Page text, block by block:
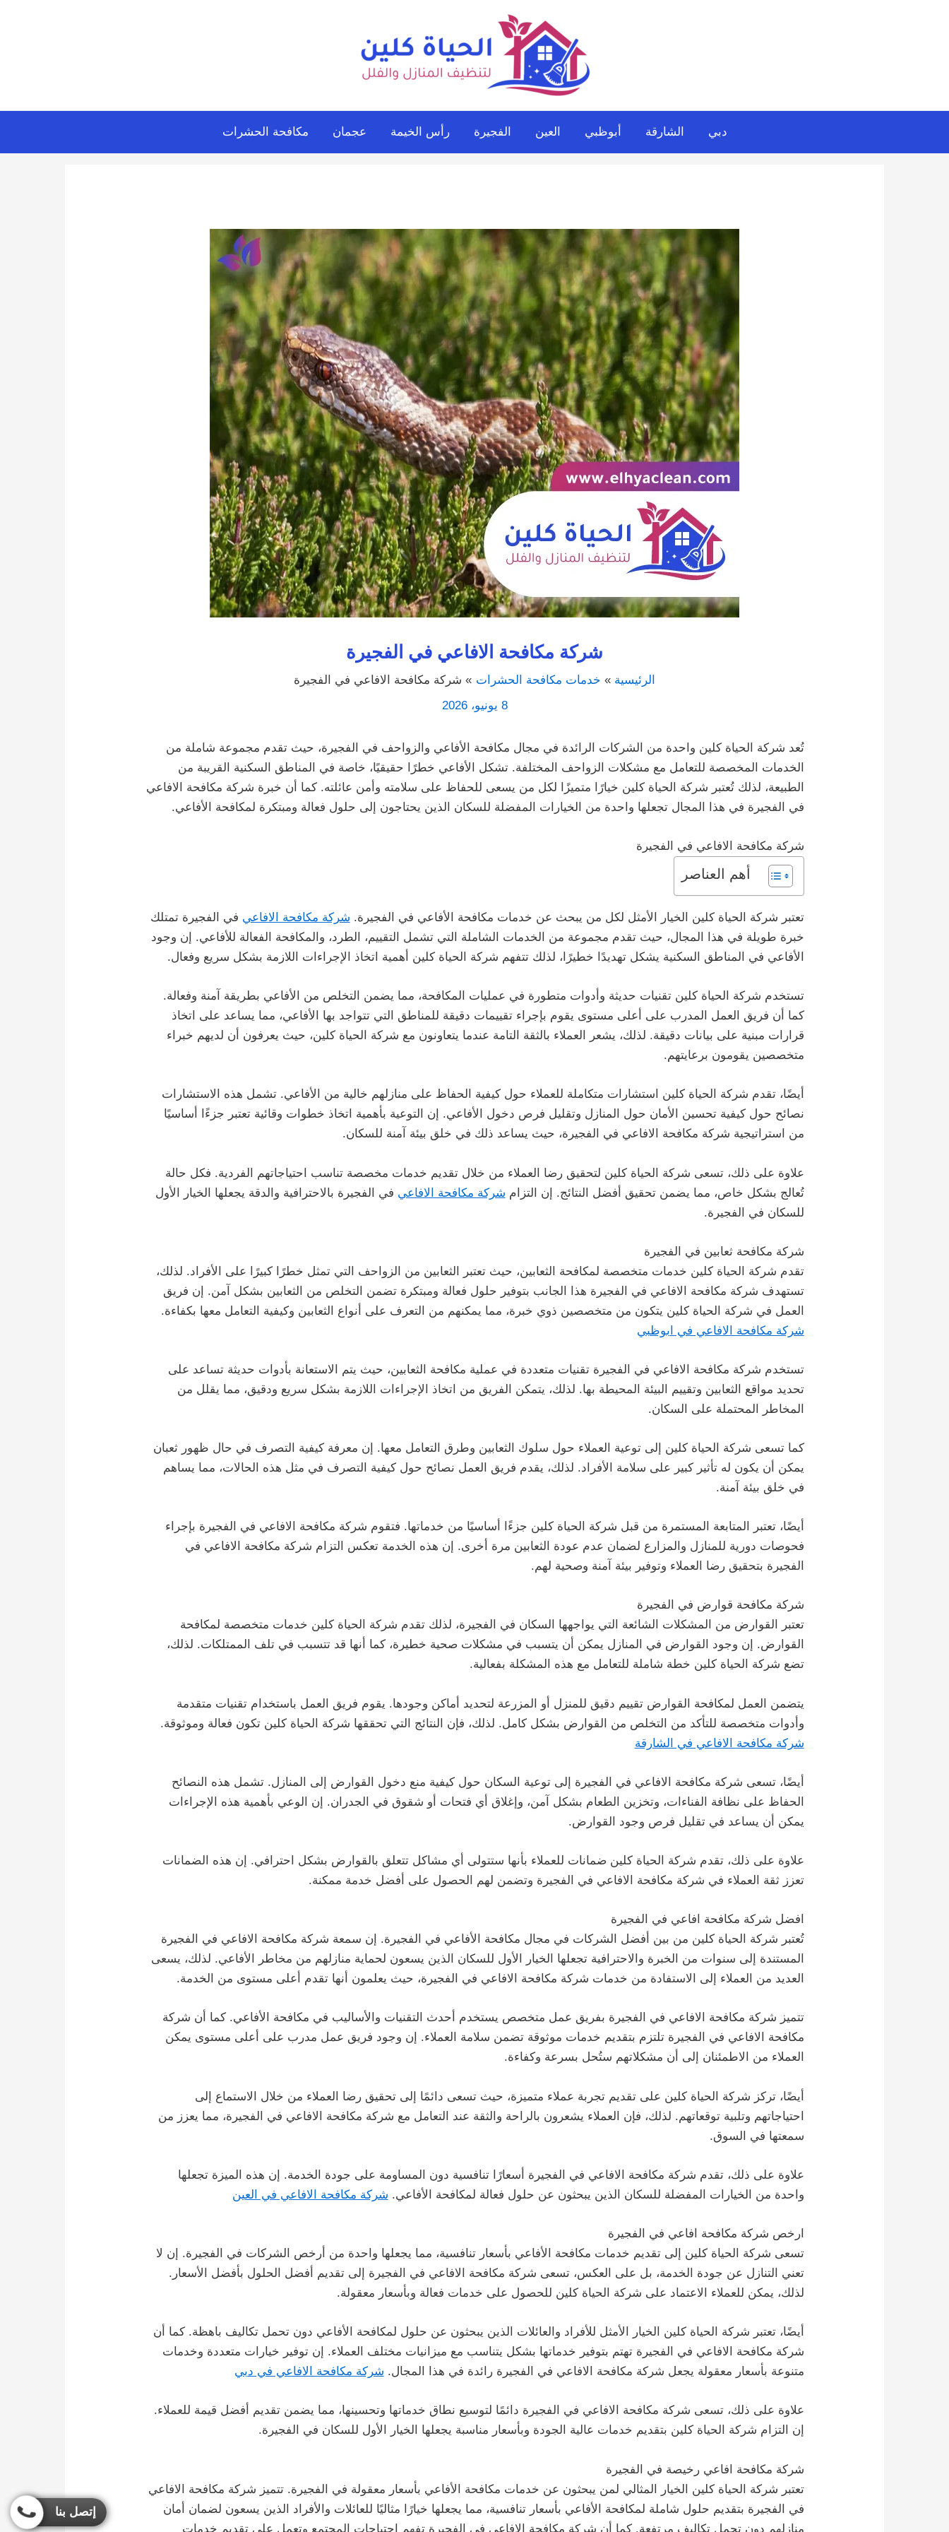
دبي الشارقة أبوظبي العين الفجيرة رأس الخيمة عجمان مكافحة الحشرات
شركة مكافحة الافاعي في الفجيرة
الرئيسية خدمات مكافحة الحشرات
شركة مكافحة الافاعي في الفجيرة
8 يونيو، 2026
تُعد شركة الحياة كلين واحدة من الشركات الرائدة في مجال مكافحة الأفاعي والزواحف في الفجيرة، حيث تقدم مجموعة شاملة من
الخدمات المخصصة للتعامل مع مشكلات الزواحف المختلفة. تشكل الأفاعي خطرًا حقيقيًا، خاصة في المناطق السكنية القريبة من
الطبيعة، لذلك تُعتبر شركة الحياة كلين خيارًا متميزًا لكل من يسعى للحفاظ على سلامته وأمن عائلته. كما أن خبرة شركة مكافحة الافاعي
في الفجيرة في هذا المجال تجعلها واحدة من الخيارات المفضلة للسكان الذين يحتاجون إلى حلول فعالة ومبتكرة لمكافحة الأفاعي.
شركة مكافحة الافاعي في الفجيرة
أهم العناصر
تعتبر شركة الحياة كلين الخيار الأمثل لكل من يبحث عن خدمات مكافحة الأفاعي في الفجيرة. شركة مكافحة الافاعي في الفجيرة تمتلك
خبرة طويلة في هذا المجال، حيث تقدم مجموعة من الخدمات الشاملة التي تشمل التقييم، الطرد، والمكافحة الفعالة للأفاعي. إن وجود
الأفاعي في المناطق السكنية يشكل تهديدًا خطيرًا، لذلك تتفهم شركة الحياة كلين أهمية اتخاذ الإجراءات اللازمة بشكل سريع وفعال.
تستخدم شركة الحياة كلين تقنيات حديثة وأدوات متطورة في عمليات المكافحة، مما يضمن التخلص من الأفاعي بطريقة آمنة وفعالة.
كما أن فريق العمل المدرب على أعلى مستوى يقوم بإجراء تقييمات دقيقة للمناطق التي تتواجد بها الأفاعي، مما يساعد على اتخاذ
قرارات مبنية على بيانات دقيقة. لذلك، يشعر العملاء بالثقة التامة عندما يتعاونون مع شركة الحياة كلين، حيث يعرفون أن لديهم خبراء
متخصصين يقومون برعايتهم.
أيضًا، تقدم شركة الحياة كلين استشارات متكاملة للعملاء حول كيفية الحفاظ على منازلهم خالية من الأفاعي. تشمل هذه الاستشارات
نصائح حول كيفية تحسين الأمان حول المنازل وتقليل فرص دخول الأفاعي. إن التوعية بأهمية اتخاذ خطوات وقائية تعتبر جزءًا أساسيًا
من استراتيجية شركة مكافحة الافاعي في الفجيرة، حيث يساعد ذلك في خلق بيئة آمنة للسكان.
علاوة على ذلك، تسعى شركة الحياة كلين لتحقيق رضا العملاء من خلال تقديم خدمات مخصصة تناسب احتياجاتهم الفردية. فكل حالة
تُعالج بشكل خاص، مما يضمن تحقيق أفضل النتائج. إن التزام شركة مكافحة الافاعي في الفجيرة بالاحترافية والدقة يجعلها الخيار الأول
للسكان في الفجيرة.
شركة مكافحة ثعابين في الفجيرة
تقدم شركة الحياة كلين خدمات متخصصة لمكافحة الثعابين، حيث تعتبر الثعابين من الزواحف التي تمثل خطرًا كبيرًا على الأفراد. لذلك،
تستهدف شركة مكافحة الافاعي في الفجيرة هذا الجانب بتوفير حلول فعالة ومبتكرة تضمن التخلص من الثعابين بشكل آمن. إن فريق
العمل في شركة الحياة كلين يتكون من متخصصين ذوي خبرة، مما يمكنهم من التعرف على أنواع الثعابين وكيفية التعامل معها بكفاءة.
شركة مكافحة الافاعي في ابوظبي
تستخدم شركة مكافحة الافاعي في الفجيرة تقنيات متعددة في عملية مكافحة الثعابين، حيث يتم الاستعانة بأدوات حديثة تساعد على
تحديد مواقع الثعابين وتقييم البيئة المحيطة بها. لذلك، يتمكن الفريق من اتخاذ الإجراءات اللازمة بشكل سريع ودقيق، مما يقلل من
المخاطر المحتملة على السكان.
كما تسعى شركة الحياة كلين إلى توعية العملاء حول سلوك الثعابين وطرق التعامل معها. إن معرفة كيفية التصرف في حال ظهور ثعبان
يمكن أن يكون له تأثير كبير على سلامة الأفراد. لذلك، يقدم فريق العمل نصائح حول كيفية التصرف في مثل هذه الحالات، مما يساهم
في خلق بيئة آمنة.
أيضًا، تعتبر المتابعة المستمرة من قبل شركة الحياة كلين جزءًا أساسيًا من خدماتها. فتقوم شركة مكافحة الافاعي في الفجيرة بإجراء
فحوصات دورية للمنازل والمزارع لضمان عدم عودة الثعابين مرة أخرى. إن هذه الخدمة تعكس التزام شركة مكافحة الافاعي في
الفجيرة بتحقيق رضا العملاء وتوفير بيئة آمنة وصحية لهم.
شركة مكافحة قوارض في الفجيرة
تعتبر القوارض من المشكلات الشائعة التي يواجهها السكان في الفجيرة، لذلك تقدم شركة الحياة كلين خدمات متخصصة لمكافحة
القوارض. إن وجود القوارض في المنازل يمكن أن يتسبب في مشكلات صحية خطيرة، كما أنها قد تتسبب في تلف الممتلكات. لذلك،
تضع شركة الحياة كلين خطة شاملة للتعامل مع هذه المشكلة بفعالية.
يتضمن العمل لمكافحة القوارض تقييم دقيق للمنزل أو المزرعة لتحديد أماكن وجودها. يقوم فريق العمل باستخدام تقنيات متقدمة
وأدوات متخصصة للتأكد من التخلص من القوارض بشكل كامل. لذلك، فإن النتائج التي تحققها شركة الحياة كلين تكون فعالة وموثوقة.
شركة مكافحة الافاعي في الشارقة
أيضًا، تسعى شركة مكافحة الافاعي في الفجيرة إلى توعية السكان حول كيفية منع دخول القوارض إلى المنازل. تشمل هذه النصائح
الحفاظ على نظافة الفناءات، وتخزين الطعام بشكل آمن، وإغلاق أي فتحات أو شقوق في الجدران. إن الوعي بأهمية هذه الإجراءات
يمكن أن يساعد في تقليل فرص وجود القوارض.
علاوة على ذلك، تقدم شركة الحياة كلين ضمانات للعملاء بأنها ستتولى أي مشاكل تتعلق بالقوارض بشكل احترافي. إن هذه الضمانات
تعزز ثقة العملاء في شركة مكافحة الافاعي في الفجيرة وتضمن لهم الحصول على أفضل خدمة ممكنة.
افضل شركة مكافحة افاعي في الفجيرة
تُعتبر شركة الحياة كلين من بين أفضل الشركات في مجال مكافحة الأفاعي في الفجيرة. إن سمعة شركة مكافحة الافاعي في الفجيرة
المستندة إلى سنوات من الخبرة والاحترافية تجعلها الخيار الأول للسكان الذين يسعون لحماية منازلهم من مخاطر الأفاعي. لذلك، يسعى
العديد من العملاء إلى الاستفادة من خدمات شركة مكافحة الافاعي في الفجيرة، حيث يعلمون أنها تقدم أعلى مستوى من الخدمة.
تتميز شركة مكافحة الافاعي في الفجيرة بفريق عمل متخصص يستخدم أحدث التقنيات والأساليب في مكافحة الأفاعي. كما أن شركة
مكافحة الافاعي في الفجيرة تلتزم بتقديم خدمات موثوقة تضمن سلامة العملاء. إن وجود فريق عمل مدرب على أعلى مستوى يمكن
العملاء من الاطمئنان إلى أن مشكلاتهم ستُحل بسرعة وكفاءة.
أيضًا، تركز شركة الحياة كلين على تقديم تجربة عملاء متميزة، حيث تسعى دائمًا إلى تحقيق رضا العملاء من خلال الاستماع إلى
احتياجاتهم وتلبية توقعاتهم. لذلك، فإن العملاء يشعرون بالراحة والثقة عند التعامل مع شركة مكافحة الافاعي في الفجيرة، مما يعزز من
سمعتها في السوق.
علاوة على ذلك، تقدم شركة مكافحة الافاعي في الفجيرة أسعارًا تنافسية دون المساومة على جودة الخدمة. إن هذه الميزة تجعلها
واحدة من الخيارات المفضلة للسكان الذين يبحثون عن حلول فعالة لمكافحة الأفاعي. شركة مكافحة الافاعي في العين
ارخص شركة مكافحة افاعي في الفجيرة
تسعى شركة الحياة كلين إلى تقديم خدمات مكافحة الأفاعي بأسعار تنافسية، مما يجعلها واحدة من أرخص الشركات في الفجيرة. إن لا
تعني التنازل عن جودة الخدمة، بل على العكس، تسعى شركة مكافحة الافاعي في الفجيرة إلى تقديم أفضل الحلول بأفضل الأسعار.
لذلك، يمكن للعملاء الاعتماد على شركة الحياة كلين للحصول على خدمات فعالة وبأسعار معقولة.
أيضًا، تعتبر شركة الحياة كلين الخيار الأمثل للأفراد والعائلات الذين يبحثون عن حلول لمكافحة الأفاعي دون تحمل تكاليف باهظة. كما أن
شركة مكافحة الافاعي في الفجيرة تهتم بتوفير خدماتها بشكل يتناسب مع ميزانيات مختلف العملاء. إن توفير خيارات متعددة وخدمات
متنوعة بأسعار معقولة يجعل شركة مكافحة الافاعي في الفجيرة رائدة في هذا المجال. شركة مكافحة الافاعي في دبي
علاوة على ذلك، تسعى شركة مكافحة الافاعي في الفجيرة دائمًا لتوسيع نطاق خدماتها وتحسينها، مما يضمن تقديم أفضل قيمة للعملاء.
إن التزام شركة الحياة كلين بتقديم خدمات عالية الجودة وبأسعار مناسبة يجعلها الخيار الأول للسكان في الفجيرة.
شركة مكافحة افاعي رخيصة في الفجيرة
تعتبر شركة الحياة كلين الخيار المثالي لمن يبحثون عن خدمات مكافحة الأفاعي بأسعار معقولة في الفجيرة. تتميز شركة مكافحة الافاعي
في الفجيرة بتقديم حلول شاملة لمكافحة الأفاعي بأسعار تنافسية، مما يجعلها خيارًا مثاليًا للعائلات والأفراد الذين يسعون لضمان أمان
منازلهم دون تحمل تكاليف مرتفعة. كما أن شركة مكافحة الافاعي في الفجيرة تفهم احتياجات المجتمع وتعمل على تقديم خدمات
إتصل بنا